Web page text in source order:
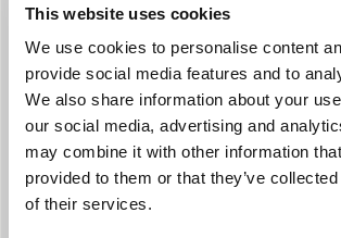
This website uses cookies
We use cookies to personalise content
provide social media features and to
We also share information about your
our social media, advertising and
may combine it with other information
provided to them or that they’ve
of their services.
ΕΝΣΩΜΑΤΩΜΈΝΟΣ
Προγραμματισμός αυτόματης